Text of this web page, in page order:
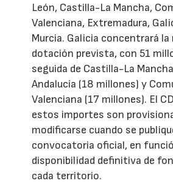
León, Castilla-La Mancha,
Valenciana, Extremadura,
Murcia. Galicia concentrará la
dotación prevista, con 51
seguida de Castilla-La
Andalucía (18 millones) y
Valenciana (17 millones). El
estos importes son
modificarse cuando se
convocatoria oficial, en
disponibilidad definitiva de
cada territorio.